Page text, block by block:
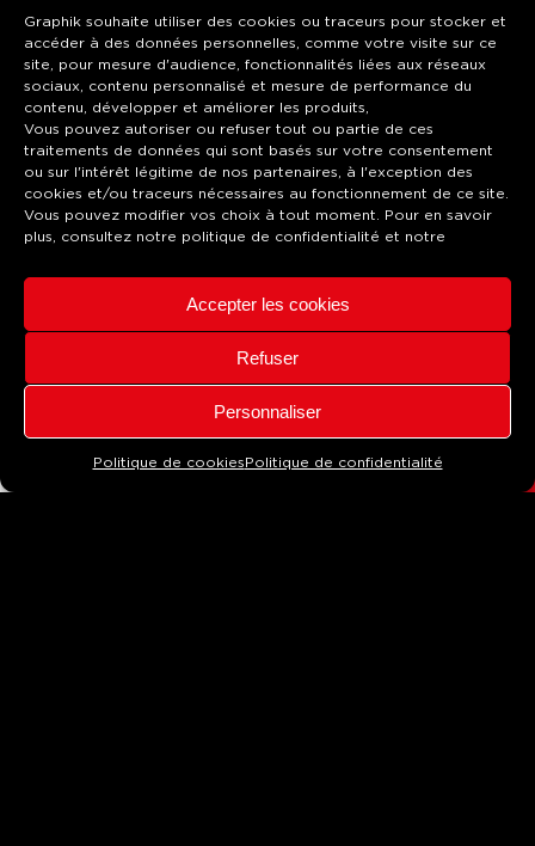
Graphik souhaite utiliser des cookies ou traceurs pour stocker et
accéder à des données personnelles, comme votre visite sur ce
site, pour mesure d'audience, fonctionnalités liées aux réseaux
sociaux, contenu personnalisé et mesure de performance du
contenu, développer et améliorer les produits,
Vous pouvez autoriser ou refuser tout ou partie de ces
traitements de données qui sont basés sur votre consentement
ou sur l'intérêt légitime de nos partenaires, à l'exception des
cookies et/ou traceurs nécessaires au fonctionnement de ce site.
Vous pouvez modifier vos choix à tout moment. Pour en savoir
plus, consultez notre politique de confidentialité et notre
Accepter les cookies
Refuser
Personnaliser
Politique de cookiesPolitique de confidentialité
02
CONSEILS
DES EXPERTS À VOTRE SERVICE
Nos experts (deviseurs, commerciaux, directeur de
fabrication, graphistes, responsable technique) vous
apporteront toute leur expérience afin de vous
proposerles solutions les mieux adaptées à votre
projet. Toujours à la recherche de nouveautés
concernant les supports ou les nouvelles techniques,
ils sauront vous prodiguer les meilleurs conseils !
CONTACT